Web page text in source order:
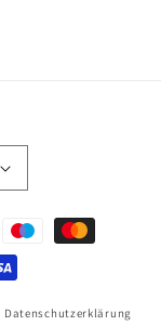
Datenschutzerklärung